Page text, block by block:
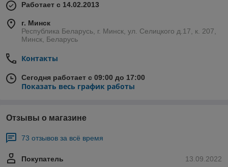
Работает с 14.02.2013
г. Минск
Республика Беларусь, г. Минск, ул. Селицкого д.17, к. 207,
Минск, Беларусь
Контакты
Сегодня работает с 09:00 до 17:00
Показать весь график работы
Отзывы о магазине
73 отзывов за всё время
13.09.2022
Покупатель